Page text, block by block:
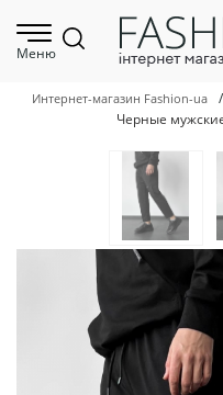
Меню
Интернет-магазин Fashion-ua /
Черные